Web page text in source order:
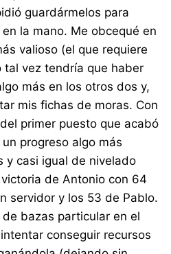
guardármelos para
la mano. Me obcequé en
valioso (el que requiere
tal vez tendría que haber
más en los otros dos y,
mis fichas de moras. Con
primer puesto que acabó
progreso algo más
y casi igual de nivelado
de Antonio con 64
servidor y los 53 de Pablo.
bazas particular en el
conseguir recursos